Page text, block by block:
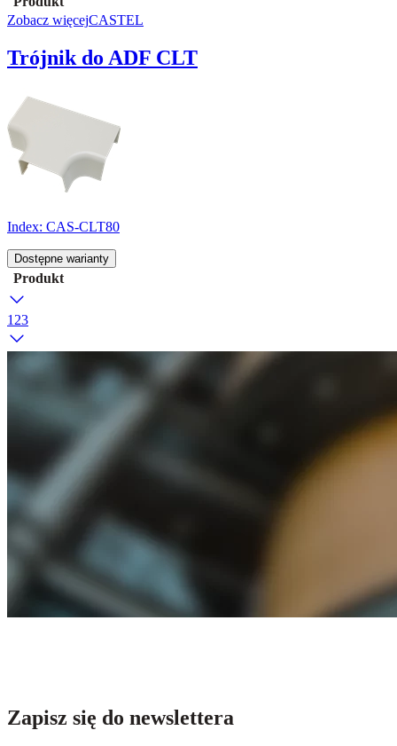
Zobacz więcejCASTEL
Trójnik do ADF CLT
Index: CAS-CLT80
Dostępne warianty
Produkt
1 23
Zapisz się do newslettera